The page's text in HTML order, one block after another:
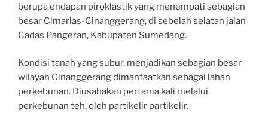
berupa endapan piroklastik yang menempati sebagian
besar Cimarias-Cinanggerang, di sebelah selatan jalan
Cadas Pangeran, Kabupaten Sumedang.
Kondisi tanah yang subur, menjadikan sebagian besar
wilayah Cinanggerang dimanfaatkan sebagai lahan
perkebunan. Diusahakan pertama kali melalui
perkebunan teh, oleh partikelir partikelir.